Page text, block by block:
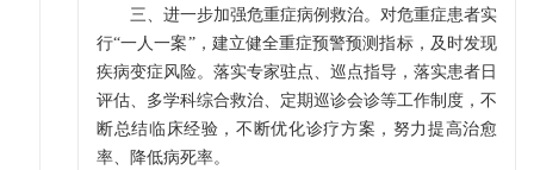
三、进一步加强危重症病例救治。对危重症患者实
行“一人一案”，建立健全重症预警预测指标，及时发现
疾病变症风险。落实专家驻点、巡点指导，落实患者日
评估、多学科综合救治、定期巡诊会诊等工作制度，不
断总结临床经验，不断优化诊疗方案，努力提高治愈
率、降低病死率。